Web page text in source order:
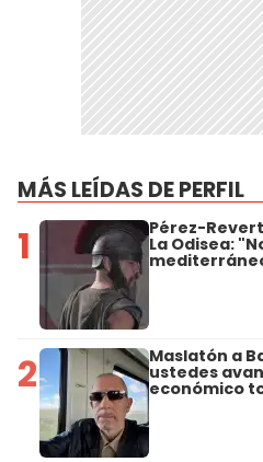
MÁS LEÍDAS DE PERFIL
1 Pérez-
La Odisea:
2 Maslatón a
ustedes
económico